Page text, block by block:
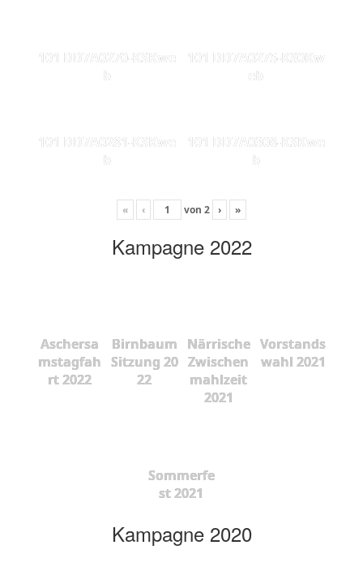
101 DD7A0270-KSKwe
b
101 DD7A0275-KS0Kw
eb
101 DD7A0281-KSKwe
b
101 DD7A0308-KSKwe
b
« ‹ von 2 › »
Kampagne 2022
Aschersa
mstagfah
rt 2022
Birnbaum
Sitzung 20
22
Närrische
Zwischen
mahlzeit
2021
Vorstands
wahl 2021
Sommerfe
st 2021
Kampagne 2020